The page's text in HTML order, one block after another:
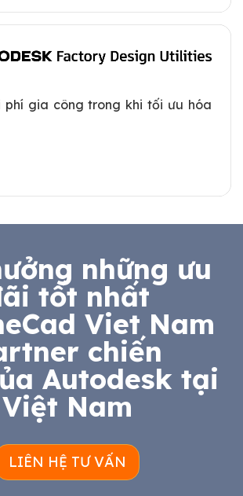
phí gia công trong khi tối ưu hóa
những ưu
tốt nhất
Viet Nam
chiến
Autodesk tại
Việt Nam
LIÊN HỆ TƯ VẤN